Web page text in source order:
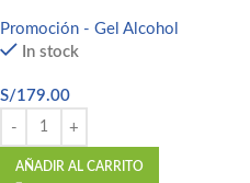
Promoción - Gel Alcohol
In stock
S/179.00
AÑADIR AL CARRITO